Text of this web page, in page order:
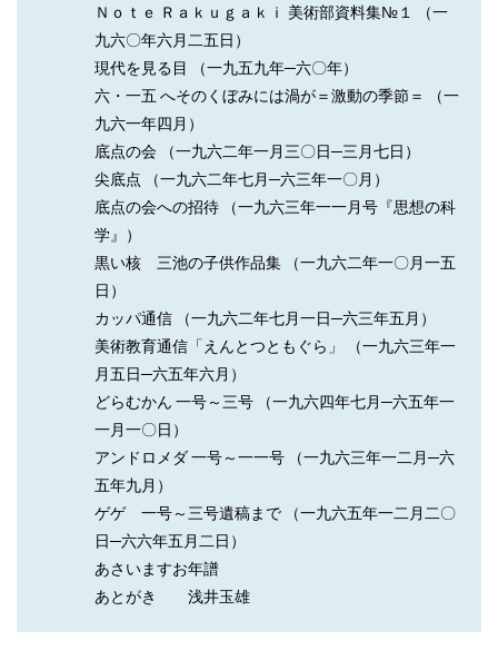
Ｎｏｔｅ Ｒａｋｕｇａｋｉ 美術部資料集№１ （一
九六〇年六月二五日）
現代を見る目 （一九五九年─六〇年）
六・一五 へそのくぼみには渦が＝激動の季節＝ （一
九六一年四月）
底点の会 （一九六二年一月三〇日─三月七日）
尖底点 （一九六二年七月─六三年一〇月）
底点の会への招待 （一九六三年一一月号『思想の科
学』）
黒い核 三池の子供作品集 （一九六二年一〇月一五
日）
カッパ通信 （一九六二年七月一日─六三年五月）
美術教育通信「えんとつともぐら」 （一九六三年一
月五日─六五年六月）
どらむかん 一号～三号 （一九六四年七月─六五年一
一月一〇日）
アンドロメダ 一号～一一号 （一九六三年一二月─六
五年九月）
ゲゲ 一号～三号遺稿まで （一九六五年一二月二〇
日─六六年五月二日）
あさいますお年譜
あとがき 浅井玉雄